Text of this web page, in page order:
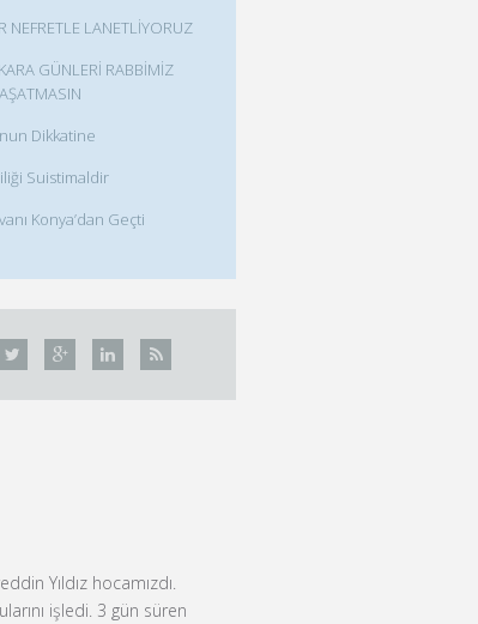
NEFRETLE LANETLİYORUZ
GÜNLERİ RABBİMİZ
Dikkatine
Suistimaldir
Konya’dan Geçti
Yıldız hocamızdı.
işledi. 3 gün süren